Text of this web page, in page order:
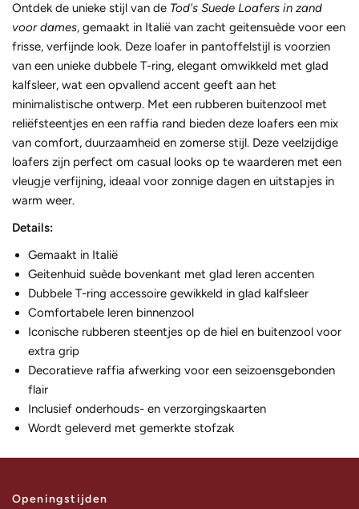
Ontdek de unieke stijl van de Tod's Suede Loafers in zand
voor dames, gemaakt in Italië van zacht geitensuède voor een
frisse, verfijnde look. Deze loafer in pantoffelstijl is voorzien
van een unieke dubbele T-ring, elegant omwikkeld met glad
kalfsleer, wat een opvallend accent geeft aan het
minimalistische ontwerp. Met een rubberen buitenzool met
reliëfsteentjes en een raffia rand bieden deze loafers een mix
van comfort, duurzaamheid en zomerse stijl. Deze veelzijdige
loafers zijn perfect om casual looks op te waarderen met een
vleugje verfijning, ideaal voor zonnige dagen en uitstapjes in
warm weer.
Details:
Gemaakt in Italië
Geitenhuid suède bovenkant met glad leren accenten
Dubbele T-ring accessoire gewikkeld in glad kalfsleer
Comfortabele leren binnenzool
Iconische rubberen steentjes op de hiel en buitenzool voor
extra grip
Decoratieve raffia afwerking voor een seizoensgebonden
flair
Inclusief onderhouds- en verzorgingskaarten
Wordt geleverd met gemerkte stofzak
Openingstijden